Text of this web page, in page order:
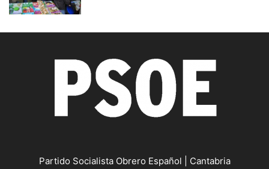
Partido Socialista Obrero Español | Cantabria